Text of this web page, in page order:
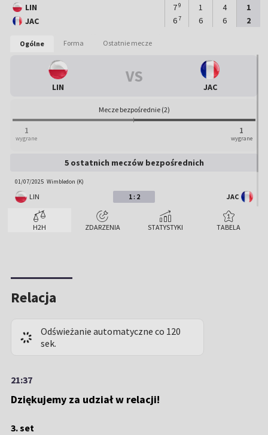
LIN
JAC
79
67
1
6
4
6
1
2
LIN
H2H ZDARZENIA STATYSTYKI TABELA
Ogólne Forma Ostatnie mecze
LIN
VS
JAC
Mecze bezpośrednie (2)
1
wygrane
1
wygrane
5 ostatnich meczów bezpośrednich
01/07/2025 Wimbledon (K)
LIN 1 : 2 JAC
15/04/2024
Relacja
Odświeżanie automatyczne co 120
sek.
21:37
Dziękujemy za udział w relacji!
3. set